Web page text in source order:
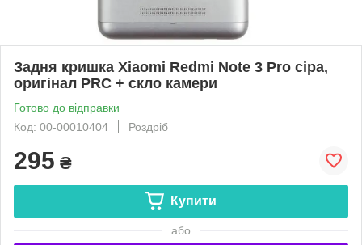
Задня кришка Xiaomi Redmi Note 3 Pro сіра,
оригінал PRC + скло камери
Готово до відправки
Код: 00-00010404
Роздріб
295 ₴
Купити
або